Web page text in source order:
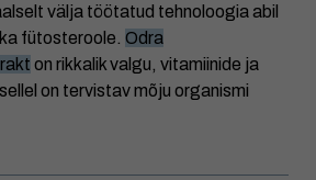
välja töötatud tehnoloogia abil
fütosteroole. Odra
on rikkalik valgu, vitamiinide ja
on tervistav mõju organismi